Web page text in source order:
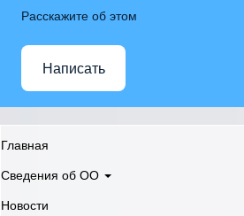
Расскажите об этом
Написать
Главная
Сведения об ОО
Новости